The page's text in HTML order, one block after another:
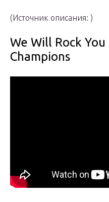
(Источник описания: )
We Will Rock
Champions